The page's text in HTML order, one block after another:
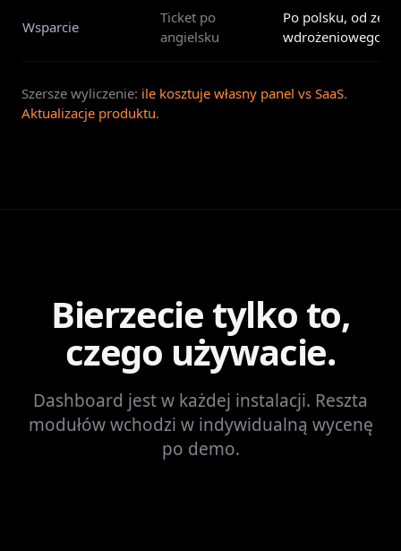
Wsparcie
Ticket po
angielsku
Po polsku, od
wdrożeniowego
Szersze wyliczenie: ile kosztuje własny panel vs SaaS.
Aktualizacje produktu.
Bierzecie tylko to,
czego używacie.
Dashboard jest w każdej instalacji. Reszta
modułów wchodzi w indywidualną wycenę
po demo.